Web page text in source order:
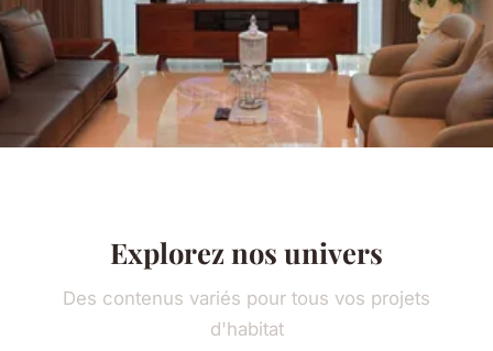
Explorez nos univers
Des contenus variés pour tous vos projets
d'habitat